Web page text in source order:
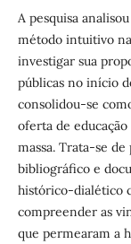
A pesquisa
método intuitivo
investigar sua
públicas no início
consolidou-se
oferta de
massa. Trata-se
bibliográfico e
histórico-dialético
compreender as
que permearam a